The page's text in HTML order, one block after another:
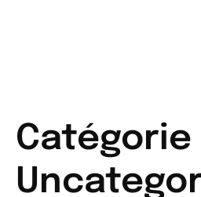
Catégorie